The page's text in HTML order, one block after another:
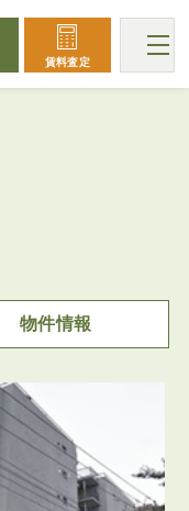
賃料査定
物件情報